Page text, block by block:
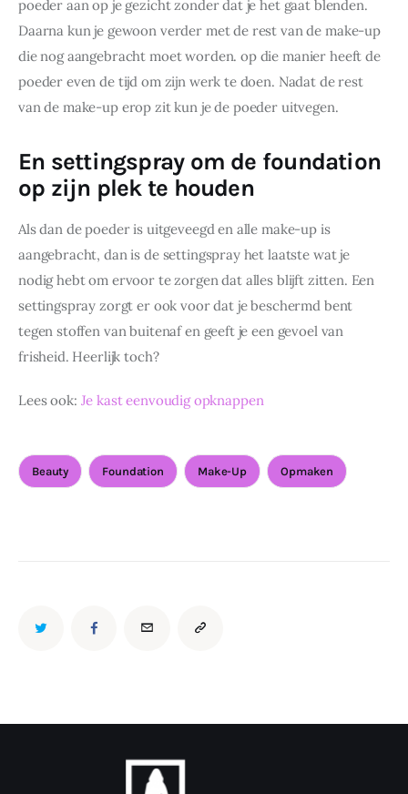
poeder aan op je gezicht zonder dat je het gaat blenden.
Daarna kun je gewoon verder met de rest van de make-up
die nog aangebracht moet worden. op die manier heeft de
poeder even de tijd om zijn werk te doen. Nadat de rest
van de make-up erop zit kun je de poeder uitvegen.
En settingspray om de foundation
op zijn plek te houden
Als dan de poeder is uitgeveegd en alle make-up is
aangebracht, dan is de settingspray het laatste wat je
nodig hebt om ervoor te zorgen dat alles blijft zitten. Een
settingspray zorgt er ook voor dat je beschermd bent
tegen stoffen van buitenaf en geeft je een gevoel van
frisheid. Heerlijk toch?
Lees ook: Je kast eenvoudig opknappen
Beauty Foundation Make-Up Opmaken